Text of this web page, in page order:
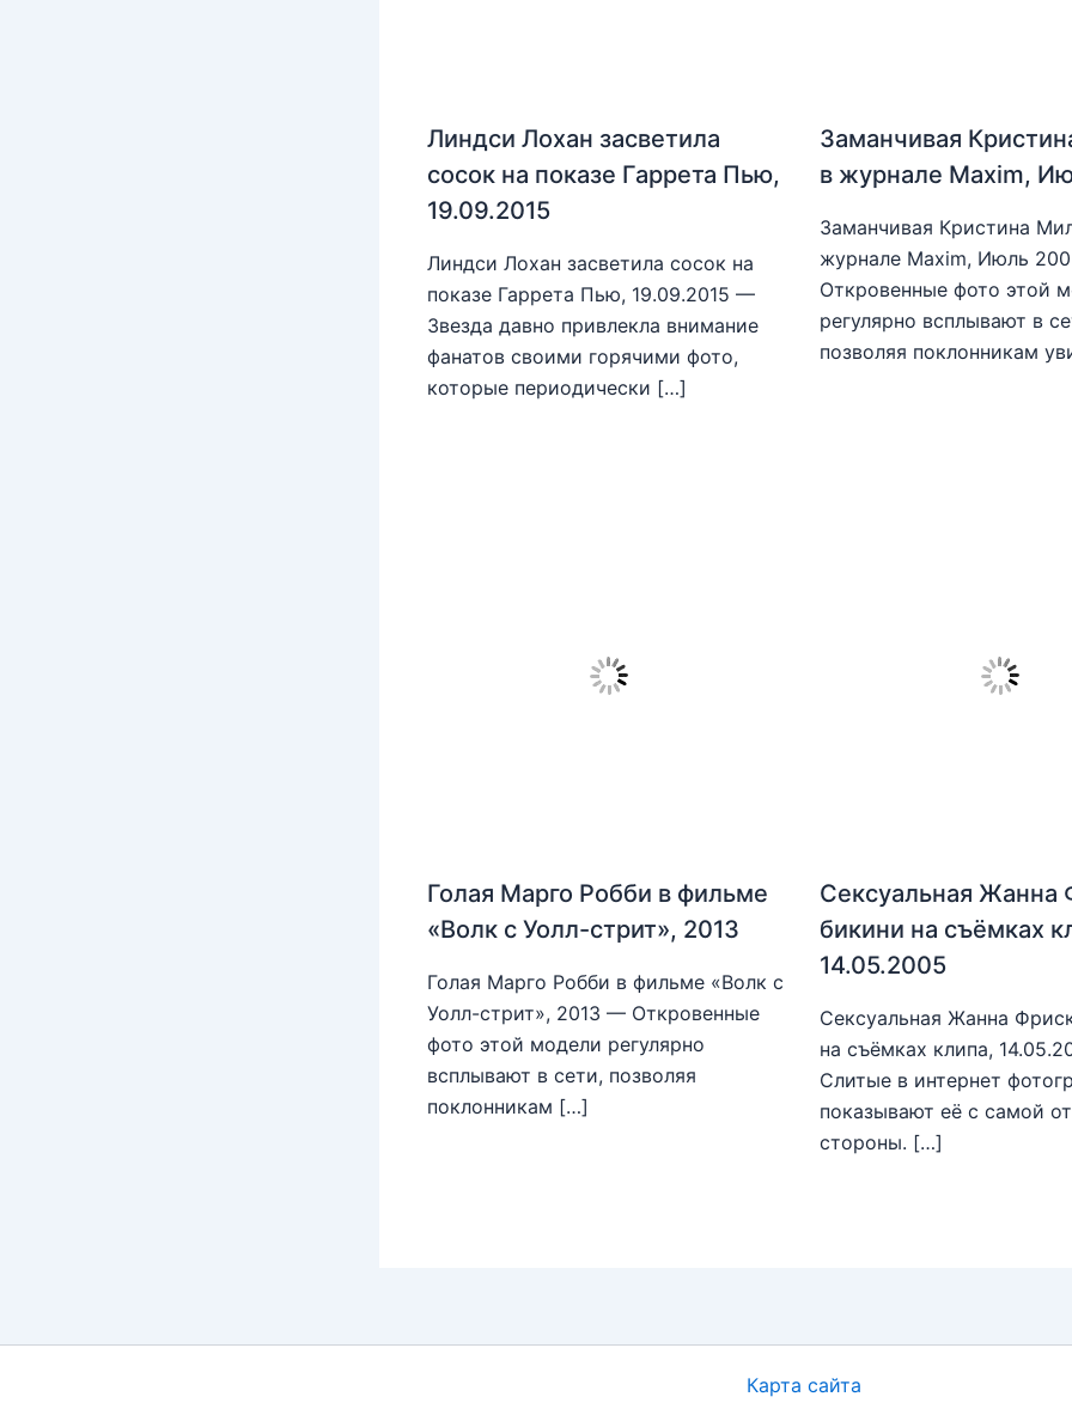
Линдси Лохан засветила
сосок на показе Гаррета Пью,
19.09.2015
Линдси Лохан засветила сосок на
показе Гаррета Пью, 19.09.2015 —
Звезда давно привлекла внимание
фанатов своими горячими фото,
которые периодически […]
Заманчивая
в журнале Maxim,
Заманчивая Кристина
журнале Maxim, Июль
Откровенные фото этой
регулярно всплывают в
позволяя поклонникам
Голая Марго Робби в фильме
«Волк с Уолл-стрит», 2013
Голая Марго Робби в фильме «Волк с
Уолл-стрит», 2013 — Откровенные
фото этой модели регулярно
всплывают в сети, позволяя
поклонникам […]
Сексуальная Жанна
бикини на съёмках
14.05.2005
Сексуальная Жанна
на съёмках клипа,
Слитые в интернет
показывают её с самой
стороны. […]
Карта сайта